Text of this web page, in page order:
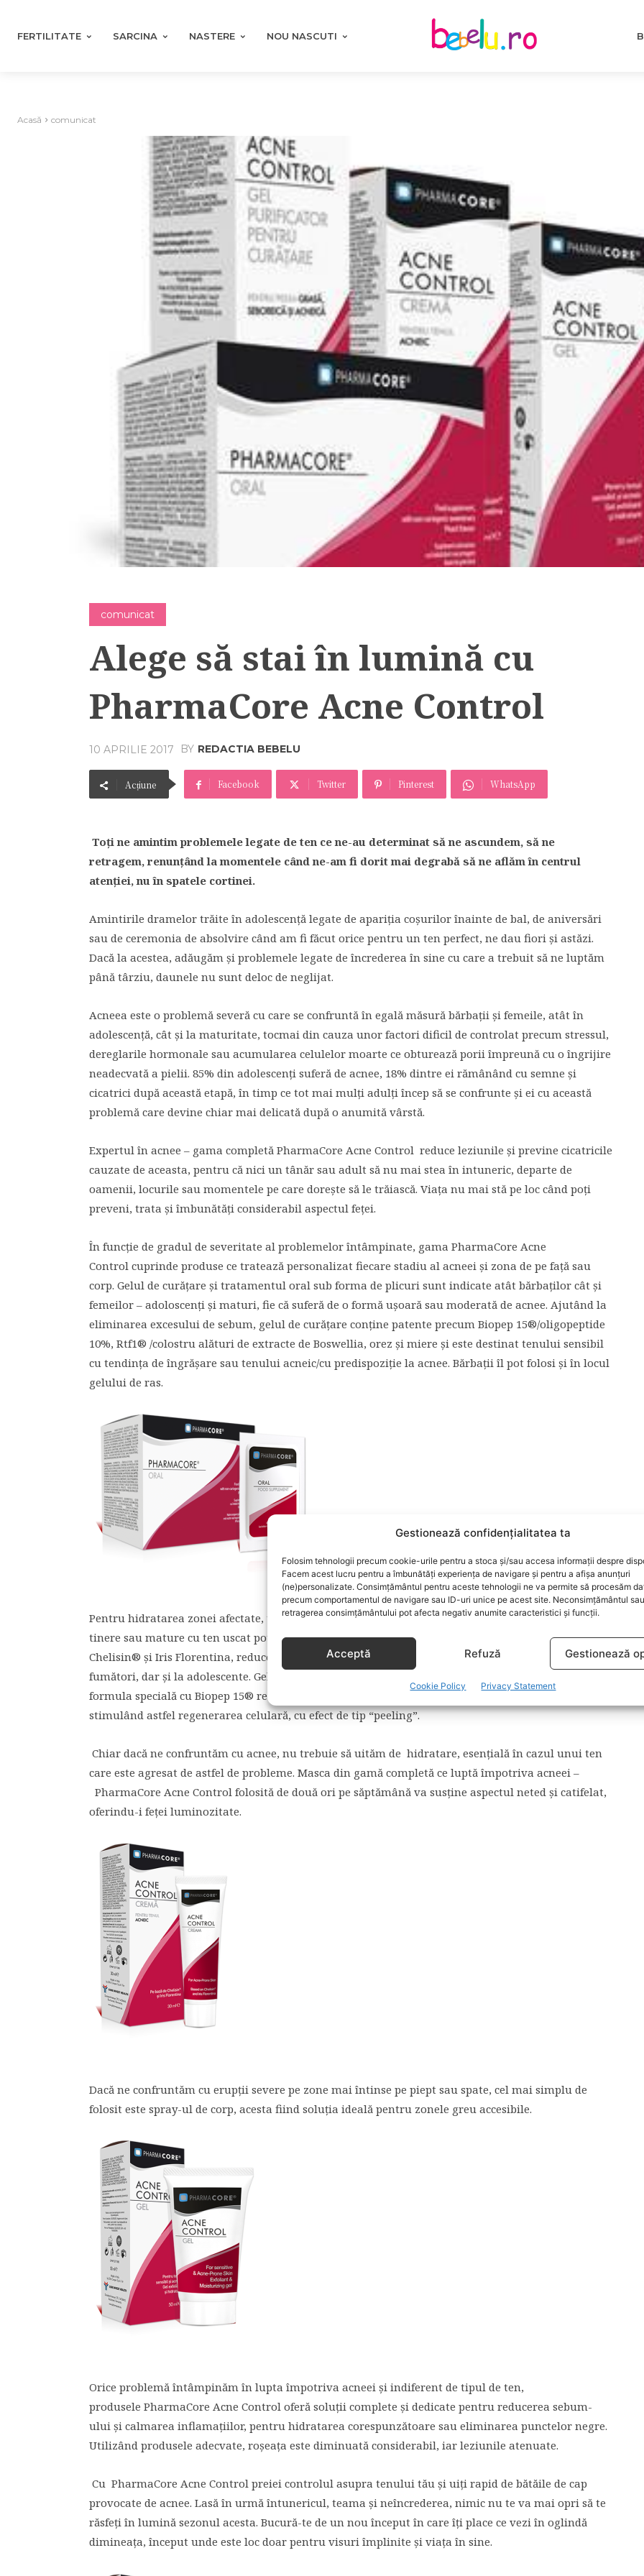
Gestionează confidențialitatea ta
Folosim tehnologii precum cookie-urile pentru a stoca și/sau accesa informații despre
Facem acest lucru pentru a îmbunătăți experiența de navigare și pentru a afișa anunțuri
(ne)personalizate. Consimțământul pentru aceste tehnologii ne va permite să procesăm
precum comportamentul de navigare sau ID-uri unice pe acest site. Neconsimțământul sau
retragerea consimțământului pot afecta negativ anumite caracteristici și funcții.
Acceptă Refuză Gestionează
Cookie Policy Privacy Statement
FERTILITATE SARCINA NASTERE NOU NASCUTI
Acasă comunicat
comunicat
Alege să stai în lumină cu
PharmaCore Acne Control
10 APRILIE 2017 BY REDACTIA BEBELU
Acțiune Facebook Twitter Pinterest WhatsApp
Toți ne amintim problemele legate de ten ce ne-au determinat să ne ascundem, să ne
retragem, renunțând la momentele când ne-am fi dorit mai degrabă să ne aflăm în centrul
atenției, nu în spatele cortinei.
Amintirile dramelor trăite în adolescență legate de apariția coșurilor înainte de bal, de aniversări
sau de ceremonia de absolvire când am fi făcut orice pentru un ten perfect, ne dau fiori și astăzi.
Dacă la acestea, adăugăm și problemele legate de încrederea în sine cu care a trebuit să ne luptăm
până târziu, daunele nu sunt deloc de neglijat.
Acneea este o problemă severă cu care se confruntă în egală măsură bărbații și femeile, atât în
adolescență, cât și la maturitate, tocmai din cauza unor factori dificil de controlat precum stressul,
dereglarile hormonale sau acumularea celulelor moarte ce obturează porii împreună cu o îngrijire
neadecvată a pielii. 85% din adolescenți suferă de acnee, 18% dintre ei rămânând cu semne și
cicatrici după această etapă, în timp ce tot mai mulți adulți încep să se confrunte și ei cu această
problemă care devine chiar mai delicată după o anumită vârstă.
Expertul în acnee – gama completă PharmaCore Acne Control reduce leziunile și previne cicatricile
cauzate de aceasta, pentru că nici un tânăr sau adult să nu mai stea în intuneric, departe de
oamenii, locurile sau momentele pe care dorește să le trăiască. Viața nu mai stă pe loc când poți
preveni, trata și îmbunătăți considerabil aspectul feței.
În funcție de gradul de severitate al problemelor întâmpinate, gama PharmaCore Acne
Control cuprinde produse ce tratează personalizat fiecare stadiu al acneei și zona de pe față sau
corp. Gelul de curățare și tratamentul oral sub forma de plicuri sunt indicate atât bărbaților cât și
femeilor – adoloscenți și maturi, fie că suferă de o formă ușoară sau moderată de acnee. Ajutând la
eliminarea excesului de sebum, gelul de curățare conține patente precum Biopep 15®/oligopeptide
10%, Rtf1® /colostru alături de extracte de Boswellia, orez și miere și este destinat tenului sensibil
cu tendința de îngrășare sau tenului acneic/cu predispoziție la acnee. Bărbații îl pot folosi și în locul
gelului de ras.
Pentru hidratarea zonei afectate, tinerii au la dispoziție gelul, în timp ce adolecentele, femeile
tinere sau mature cu ten uscat pot folosi crema de față de două ori pe zi. Formula bazată pe
Chelisin® și Iris Florentina, reduce leziunile cauzate de acnee, în special la femeia adultă și
fumători, dar și la adolescente. Gelul tratament cu acid salicilic, colostru și oligopeptide, prin
formula specială cu Biopep 15® reduce activitatea microorganismelor implicate în acnee,
stimulând astfel regenerarea celulară, cu efect de tip “peeling”.
Chiar dacă ne confruntăm cu acnee, nu trebuie să uităm de hidratare, esențială în cazul unui ten
care este agresat de astfel de probleme. Masca din gamă completă ce luptă împotriva acneei –
PharmaCore Acne Control folosită de două ori pe săptămână va susține aspectul neted și catifelat,
oferindu-i feței luminozitate.
Dacă ne confruntăm cu erupții severe pe zone mai întinse pe piept sau spate, cel mai simplu de
folosit este spray-ul de corp, acesta fiind soluția ideală pentru zonele greu accesibile.
Orice problemă întâmpinăm în lupta împotriva acneei și indiferent de tipul de ten,
produsele PharmaCore Acne Control oferă soluții complete și dedicate pentru reducerea sebum-
ului și calmarea inflamațiilor, pentru hidratarea corespunzătoare sau eliminarea punctelor negre.
Utilizând produsele adecvate, roșeața este diminuată considerabil, iar leziunile atenuate.
Cu PharmaCore Acne Control preiei controlul asupra tenului tău și uiți rapid de bătăile de cap
provocate de acnee. Lasă în urmă întunericul, teama și neîncrederea, nimic nu te va mai opri să te
răsfeți în lumină sezonul acesta. Bucură-te de un nou început în care îți place ce vezi în oglindă
dimineața, început unde este loc doar pentru visuri împlinite și viața în sine.